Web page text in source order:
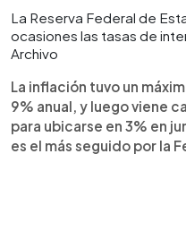
La Reserva Federal de
ocasiones las tasas de
Archivo
La inflación tuvo un
9% anual, y luego viene
para ubicarse en 3% en
es el más seguido por la